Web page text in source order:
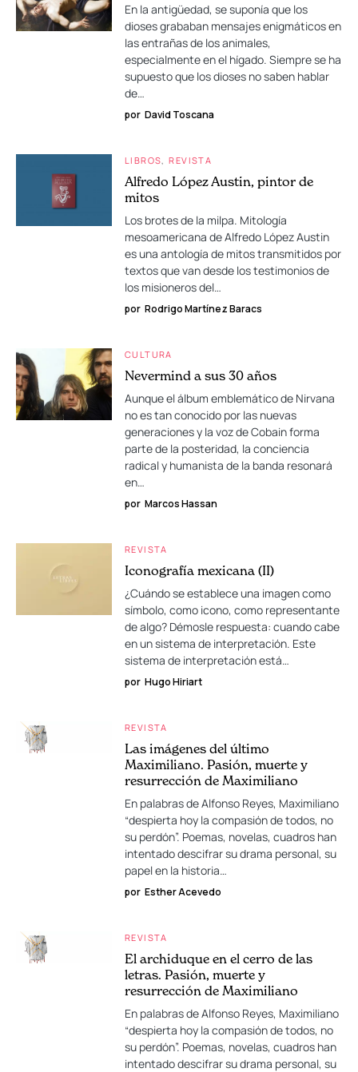
En la antigüedad, se suponía que los
dioses grababan mensajes enigmáticos en
las entrañas de los animales,
especialmente en el hígado. Siempre se ha
supuesto que los dioses no saben hablar
de…
por David Toscana
LIBROS REVISTA
Alfredo López Austin, pintor de
mitos
Los brotes de la milpa. Mitología
mesoamericana de Alfredo López Austin
es una antología de mitos transmitidos por
textos que van desde los testimonios de
los misioneros del…
por Rodrigo Martínez Baracs
CULTURA
Nevermind a sus 30 años
Aunque el álbum emblemático de Nirvana
no es tan conocido por las nuevas
generaciones y la voz de Cobain forma
parte de la posteridad, la conciencia
radical y humanista de la banda resonará
en…
por Marcos Hassan
REVISTA
Iconografía mexicana (II)
¿Cuándo se establece una imagen como
símbolo, como icono, como representante
de algo? Démosle respuesta: cuando cabe
en un sistema de interpretación. Este
sistema de interpretación está…
por Hugo Hiriart
REVISTA
Las imágenes del último
Maximiliano. Pasión, muerte y
resurrección de Maximiliano
En palabras de Alfonso Reyes, Maximiliano
“despierta hoy la compasión de todos, no
su perdón”. Poemas, novelas, cuadros han
intentado descifrar su drama personal, su
papel en la historia…
por Esther Acevedo
REVISTA
El archiduque en el cerro de las
letras. Pasión, muerte y
resurrección de Maximiliano
En palabras de Alfonso Reyes, Maximiliano
“despierta hoy la compasión de todos, no
su perdón”. Poemas, novelas, cuadros han
intentado descifrar su drama personal, su